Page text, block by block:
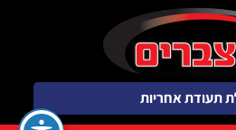
תעודת אחריות